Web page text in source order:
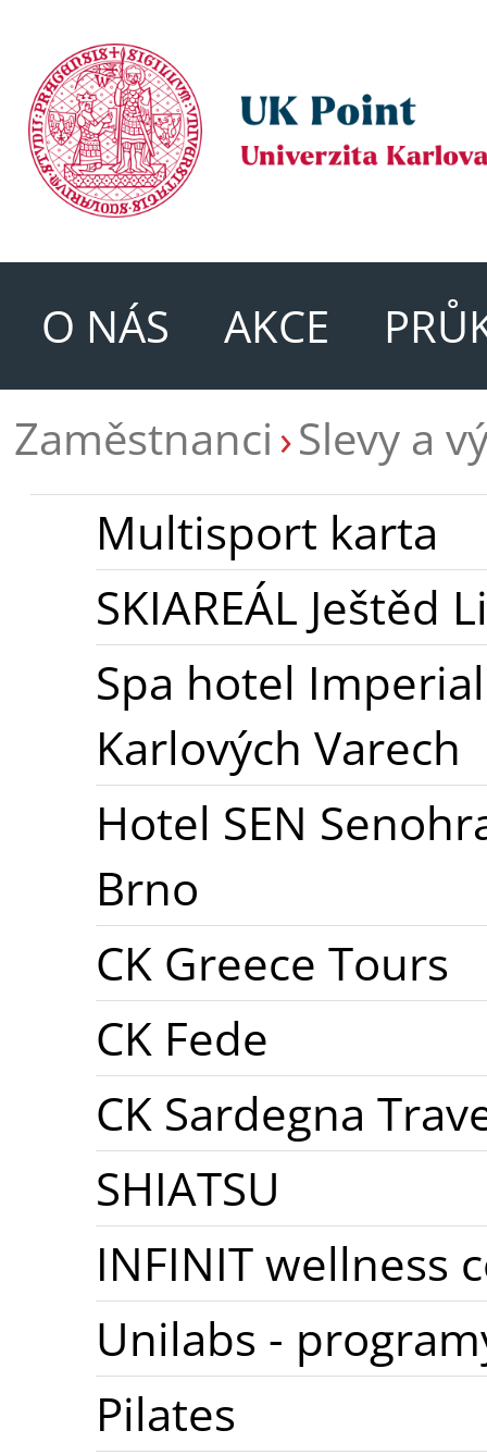
O NÁS AKCE
Zaměstnanci Slevy a
Multisport karta
SKIAREÁL Ještěd
Spa hotel
Karlových Varech
Hotel SEN
Brno
CK Greece Tours
CK Fede
CK Sardegna
SHIATSU
INFINIT wellness
Unilabs -
Pilates